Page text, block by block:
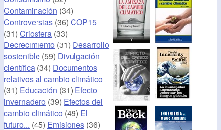
Contaminación (34)
Controversias (36) COP15
(31) Criosfera (33)
Decrecimiento (31) Desarrollo
sostenible (59) Divulgación
científica (34) Documentos
relativos al cambio climático
(31) Educación (31) Efecto
invernadero (39) Efectos del
cambio climático (49) El
futuro... (45) Emisiones (36)